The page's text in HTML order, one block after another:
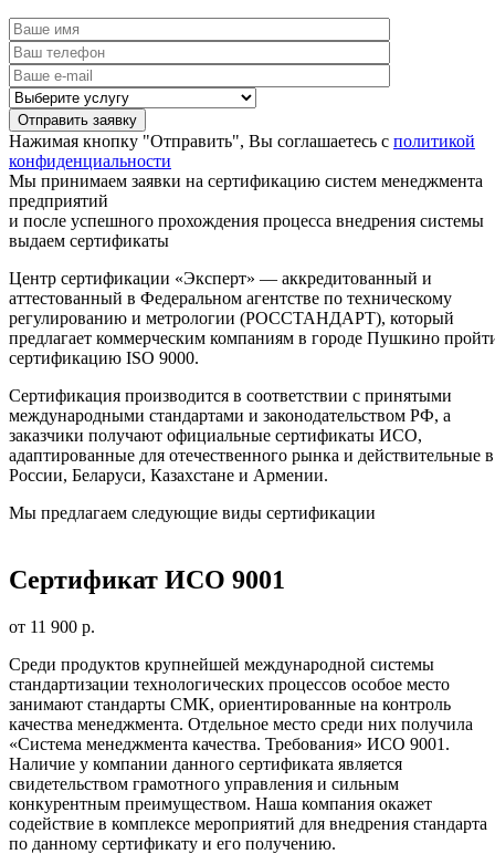
Нажимая кнопку "Отправить", Вы соглашаетесь с политикой
конфиденциальности
Мы принимаем заявки на сертификацию систем менеджмента
предприятий
и после успешного прохождения процесса внедрения системы
выдаем сертификаты
Центр сертификации «Эксперт» — аккредитованный и
аттестованный в Федеральном агентстве по техническому
регулированию и метрологии (РОССТАНДАРТ), который
предлагает коммерческим компаниям в городе Пушкино
сертификацию ISO 9000.
Сертификация производится в соответствии с принятыми
международными стандартами и законодательством РФ, а
заказчики получают официальные сертификаты ИСО,
адаптированные для отечественного рынка и действительные в
России, Беларуси, Казахстане и Армении.
Мы предлагаем следующие виды сертификации
Сертификат ИСО 9001
от 11 900 р.
Среди продуктов крупнейшей международной системы
стандартизации технологических процессов особое место
занимают стандарты СМК, ориентированные на контроль
качества менеджмента. Отдельное место среди них получила
«Система менеджмента качества. Требования» ИСО 9001.
Наличие у компании данного сертификата является
свидетельством грамотного управления и сильным
конкурентным преимуществом. Наша компания окажет
содействие в комплексе мероприятий для внедрения стандарта
по данному сертификату и его получению.